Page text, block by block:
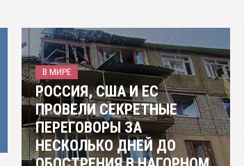
В МИРЕ
РОССИЯ, США И ЕС
ПРОВЕЛИ СЕКРЕТНЫЕ
ПЕРЕГОВОРЫ ЗА
НЕСКОЛЬКО ДНЕЙ ДО